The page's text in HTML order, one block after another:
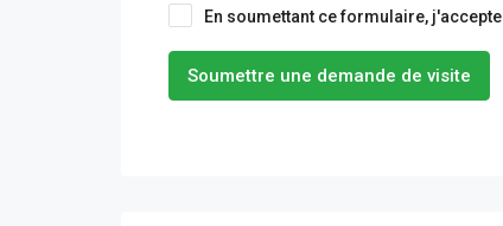
En soumettant ce formulaire, j'accepte
Soumettre une demande de visite